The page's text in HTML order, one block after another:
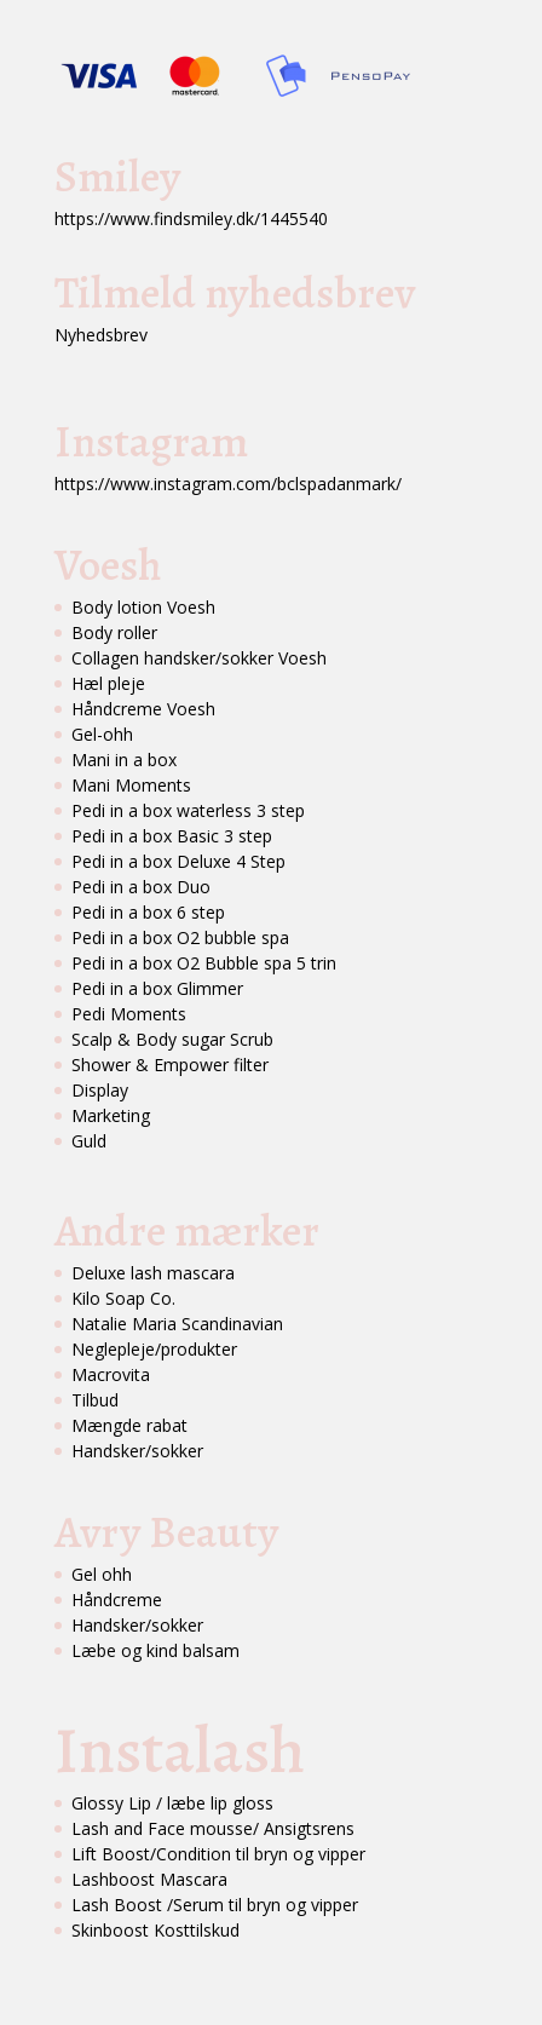
Smiley
https://www.findsmiley.dk/1445540
Tilmeld nyhedsbrev
Nyhedsbrev
Instagram
https://www.instagram.com/bclspadanmark/
Voesh
Body lotion Voesh
Body roller
Collagen handsker/sokker Voesh
Hæl pleje
Håndcreme Voesh
Gel-ohh
Mani in a box
Mani Moments
Pedi in a box waterless 3 step
Pedi in a box Basic 3 step
Pedi in a box Deluxe 4 Step
Pedi in a box Duo
Pedi in a box 6 step
Pedi in a box O2 bubble spa
Pedi in a box O2 Bubble spa 5 trin
Pedi in a box Glimmer
Pedi Moments
Scalp & Body sugar Scrub
Shower & Empower filter
Display
Marketing
Guld
Andre mærker
Deluxe lash mascara
Kilo Soap Co.
Natalie Maria Scandinavian
Neglepleje/produkter
Macrovita
Tilbud
Mængde rabat
Handsker/sokker
Avry Beauty
Gel ohh
Håndcreme
Handsker/sokker
Læbe og kind balsam
Instalash
Glossy Lip / læbe lip gloss
Lash and Face mousse/ Ansigtsrens
Lift Boost/Condition til bryn og vipper
Lashboost Mascara
Lash Boost /Serum til bryn og vipper
Skinboost Kosttilskud